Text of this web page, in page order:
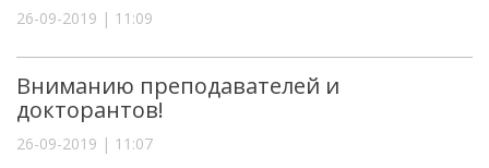
26-09-2019 | 11:09
Вниманию преподавателей и
докторантов!
26-09-2019 | 11:07